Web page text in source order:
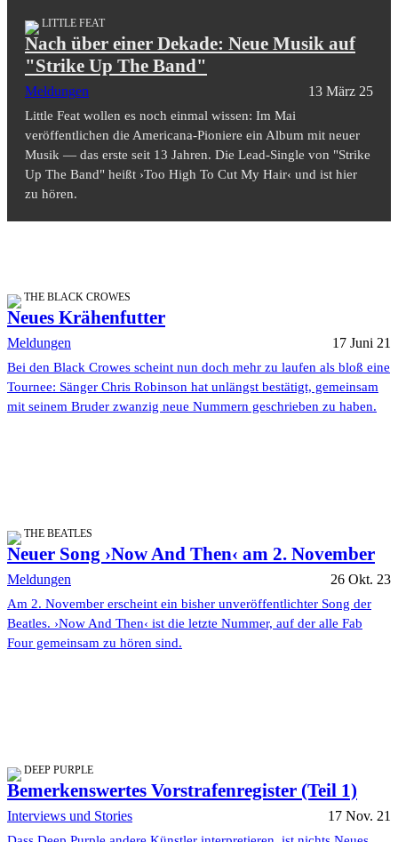
LITTLE FEAT
Nach über einer Dekade: Neue Musik auf
"Strike Up The Band"
Meldungen 13 März 25
Little Feat wollen es noch einmal wissen: Im Mai
veröffentlichen die Americana-Pioniere ein Album mit neuer
Musik — das erste seit 13 Jahren. Die Lead-Single von "Strike
Up The Band" heißt ›Too High To Cut My Hair‹ und ist hier
zu hören.
THE BLACK CROWES
Neues Krähenfutter
Meldungen 17 Juni 21
Bei den Black Crowes scheint nun doch mehr zu laufen als bloß eine
Tournee: Sänger Chris Robinson hat unlängst bestätigt, gemeinsam
mit seinem Bruder zwanzig neue Nummern geschrieben zu haben.
THE BEATLES
Neuer Song ›Now And Then‹ am 2. November
Meldungen 26 Okt. 23
Am 2. November erscheint ein bisher unveröffentlichter Song der
Beatles. ›Now And Then‹ ist die letzte Nummer, auf der alle Fab
Four gemeinsam zu hören sind.
DEEP PURPLE
Bemerkenswertes Vorstrafenregister (Teil 1)
Interviews und Stories 17 Nov. 21